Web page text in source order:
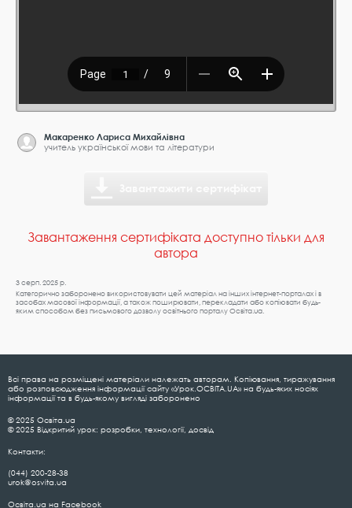
Макаренко Лариса Михайлівна
учитель української мови та літератури
Завантаження сертифіката доступно тільки для
автора
3 серп. 2025 р.
Категорично заборонено використовувати цей матеріал на інших інтернет-порталах і в
засобах масової інформації, а також поширювати, перекладати або копіювати будь-
яким способом без письмового дозволу освітнього порталу Освіта.ua.
Всі права на розміщені матеріали належать авторам. Копіювання, тиражування
або розповсюдження інформації сайту «Урок.ОСВІТА.UA» на будь-яких носіях
інформації та в будь-якому вигляді заборонено
© 2025 Освіта.ua
© 2025 Відкритий урок: розробки, технології, досвід
Контакти:
(044) 200-28-38
urok@osvita.ua
Освіта.ua на Facebook